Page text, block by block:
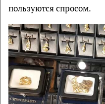
пользуются спросом.